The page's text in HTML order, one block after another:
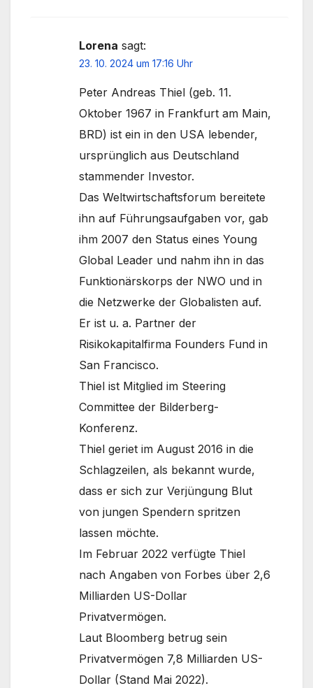
Lorena sagt:
23. 10. 2024 um 17:16 Uhr
Peter Andreas Thiel (geb. 11.
Oktober 1967 in Frankfurt am Main,
BRD) ist ein in den USA lebender,
ursprünglich aus Deutschland
stammender Investor.
Das Weltwirtschaftsforum bereitete
ihn auf Führungsaufgaben vor, gab
ihm 2007 den Status eines Young
Global Leader und nahm ihn in das
Funktionärskorps der NWO und in
die Netzwerke der Globalisten auf.
Er ist u. a. Partner der
Risikokapitalfirma Founders Fund in
San Francisco.
Thiel ist Mitglied im Steering
Committee der Bilderberg-
Konferenz.
Thiel geriet im August 2016 in die
Schlagzeilen, als bekannt wurde,
dass er sich zur Verjüngung Blut
von jungen Spendern spritzen
lassen möchte.
Im Februar 2022 verfügte Thiel
nach Angaben von Forbes über 2,6
Milliarden US-Dollar
Privatvermögen.
Laut Bloomberg betrug sein
Privatvermögen 7,8 Milliarden US-
Dollar (Stand Mai 2022).